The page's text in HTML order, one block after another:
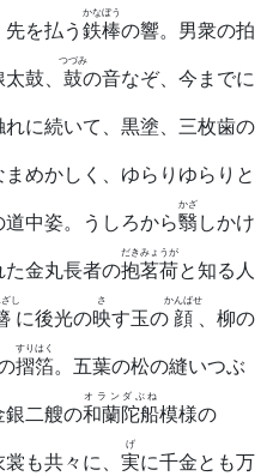
を払う 鉄棒
かなぼう
の響。男衆の拍
鼓、 鼓
つづみ
の音なぞ、今までに
に続いて、黒塗、三枚歯の
まめかしく、ゆらりゆらりと
中姿。うしろから翳
かざ
しかけ
金丸長者の抱茗荷
だきみょうが
と知る人
し
に後光の映
さ
す玉の 顔
かんばせ
、柳の
摺箔
すりはく
。五葉の松の縫いつぶ
銀二艘の和蘭陀船
オランダぶね
模様の
も共々に、 実
げ
に千金とも万